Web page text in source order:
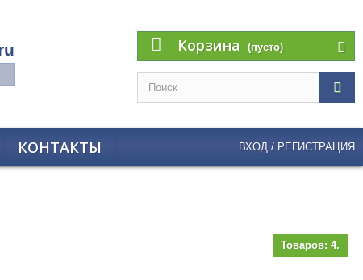
Корзина (пусто)
КОНТАКТЫ ВХОД / РЕГИСТРАЦИЯ
Товаров: 4.